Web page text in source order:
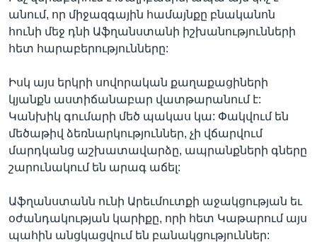
անում, որ միջազգային համայնքը բնականոն
հունի մեջ դնի Աֆղանստանի իշխանությունների
հետ հարաբերությունները:
Իսկ այս երկրի սովորական քաղաքացիների
կյանքն աստիճանաբար վատթարանում է:
Կանխիկ գումարի մեծ պակաս կա: Փակվում են
մեծաթիվ ձեռնարկություններ, չի վճարվում
մարդկանց աշխատավարձը, ապրանքների գները
շարունակում են արագ աճել:
Աֆղանստանն ունի Արեւմուտքի աջակցության եւ
օժանդակության կարիքը, որի հետ Կաթարում այս
պահին անցկացվում են բանակցություններ: